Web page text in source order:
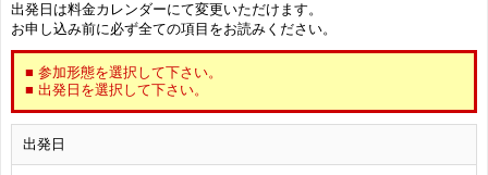
出発日は料金カレンダーにて変更いただけます。
お申し込み前に必ず全ての項目をお読みください。
■ 参加形態を選択して下さい。
■ 出発日を選択して下さい。
出発日